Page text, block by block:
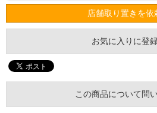
店舗取り置きを依
お気に入りに登
この商品について問